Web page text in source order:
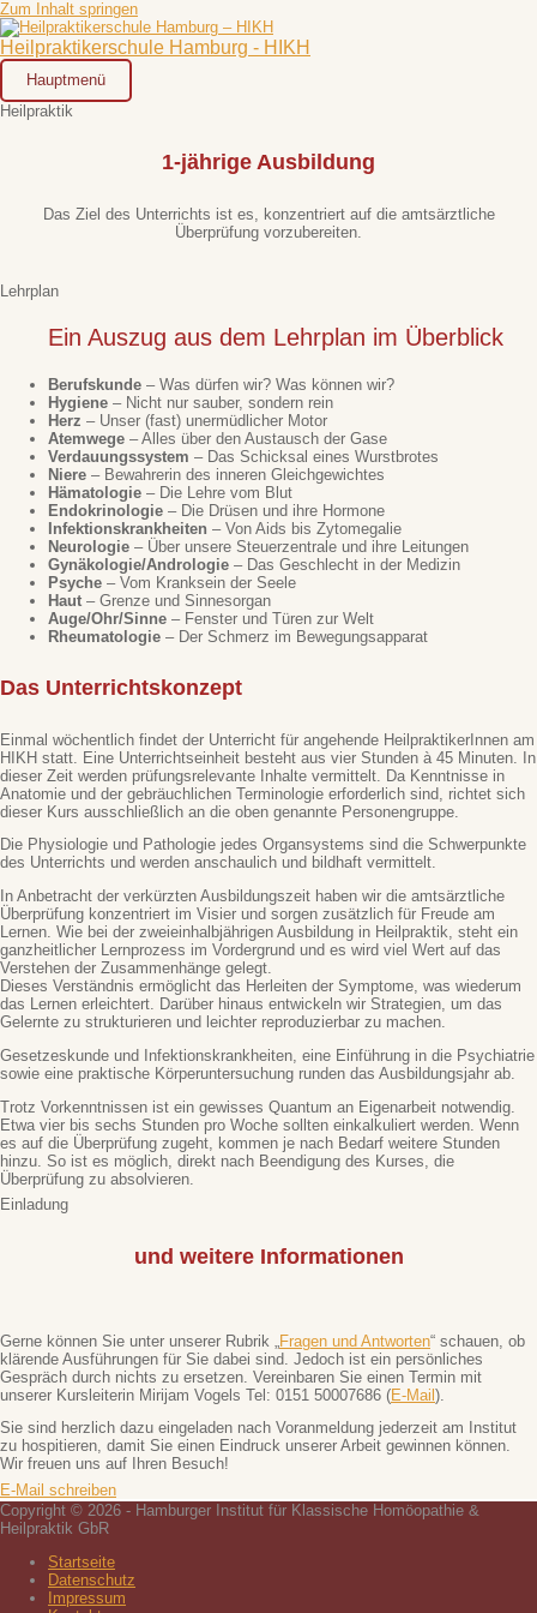
Zum Inhalt springen
Heilpraktikerschule Hamburg - HIKH
Hauptmenü
Heilpraktik
1-jährige Ausbildung
Das Ziel des Unterrichts ist es, konzentriert auf die amtsärztliche
Überprüfung vorzubereiten.
Lehrplan
Ein Auszug aus dem Lehrplan im Überblick
Berufskunde – Was dürfen wir? Was können wir?
Hygiene – Nicht nur sauber, sondern rein
Herz – Unser (fast) unermüdlicher Motor
Atemwege – Alles über den Austausch der Gase
Verdauungssystem – Das Schicksal eines Wurstbrotes
Niere – Bewahrerin des inneren Gleichgewichtes
Hämatologie – Die Lehre vom Blut
Endokrinologie – Die Drüsen und ihre Hormone
Infektionskrankheiten – Von Aids bis Zytomegalie
Neurologie – Über unsere Steuerzentrale und ihre Leitungen
Gynäkologie/Andrologie – Das Geschlecht in der Medizin
Psyche – Vom Kranksein der Seele
Haut – Grenze und Sinnesorgan
Auge/Ohr/Sinne – Fenster und Türen zur Welt
Rheumatologie – Der Schmerz im Bewegungsapparat
Das Unterrichtskonzept
Einmal wöchentlich findet der Unterricht für angehende HeilpraktikerInnen am
HIKH statt. Eine Unterrichtseinheit besteht aus vier Stunden à 45 Minuten. In
dieser Zeit werden prüfungsrelevante Inhalte vermittelt. Da Kenntnisse in
Anatomie und der gebräuchlichen Terminologie erforderlich sind, richtet sich
dieser Kurs ausschließlich an die oben genannte Personengruppe.
Die Physiologie und Pathologie jedes Organsystems sind die Schwerpunkte
des Unterrichts und werden anschaulich und bildhaft vermittelt.
In Anbetracht der verkürzten Ausbildungszeit haben wir die amtsärztliche
Überprüfung konzentriert im Visier und sorgen zusätzlich für Freude am
Lernen. Wie bei der zweieinhalbjährigen Ausbildung in Heilpraktik, steht ein
ganzheitlicher Lernprozess im Vordergrund und es wird viel Wert auf das
Verstehen der Zusammenhänge gelegt.
Dieses Verständnis ermöglicht das Herleiten der Symptome, was wiederum
das Lernen erleichtert. Darüber hinaus entwickeln wir Strategien, um das
Gelernte zu strukturieren und leichter reproduzierbar zu machen.
Gesetzeskunde und Infektionskrankheiten, eine Einführung in die Psychiatrie
sowie eine praktische Körperuntersuchung runden das Ausbildungsjahr ab.
Trotz Vorkenntnissen ist ein gewisses Quantum an Eigenarbeit notwendig.
Etwa vier bis sechs Stunden pro Woche sollten einkalkuliert werden. Wenn
es auf die Überprüfung zugeht, kommen je nach Bedarf weitere Stunden
hinzu. So ist es möglich, direkt nach Beendigung des Kurses, die
Überprüfung zu absolvieren.
Einladung
und weitere Informationen
Gerne können Sie unter unserer Rubrik „ Fragen und Antworten“ schauen, ob
klärende Ausführungen für Sie dabei sind. Jedoch ist ein persönliches
Gespräch durch nichts zu ersetzen. Vereinbaren Sie einen Termin mit
unserer Kursleiterin Mirijam Vogels Tel: 0151 50007686 (E-Mail).
Sie sind herzlich dazu eingeladen nach Voranmeldung jederzeit am Institut
zu hospitieren, damit Sie einen Eindruck unserer Arbeit gewinnen können.
Wir freuen uns auf Ihren Besuch!
E-Mail schreiben
Copyright © 2026 - Hamburger Institut für Klassische Homöopathie &
Heilpraktik GbR
Startseite
Datenschutz
Impressum